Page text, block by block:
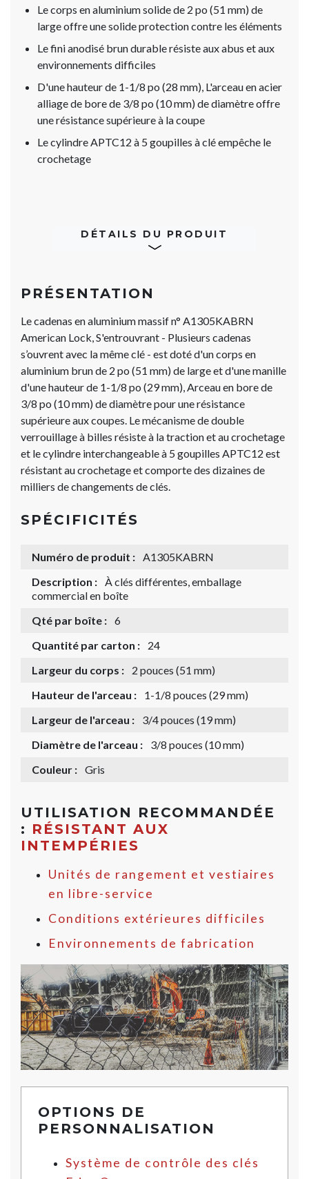
Le corps en aluminium solide de 2 po (51 mm) de
large offre une solide protection contre les éléments
Le fini anodisé brun durable résiste aux abus et aux
environnements difficiles
D'une hauteur de 1-1/8 po (28 mm), L'arceau en acier
alliage de bore de 3/8 po (10 mm) de diamètre offre
une résistance supérieure à la coupe
Le cylindre APTC12 à 5 goupilles à clé empêche le
crochetage
DÉTAILS DU PRODUIT
PRÉSENTATION
Le cadenas en aluminium massif n° A1305KABRN
American Lock, S'entrouvrant - Plusieurs cadenas
s’ouvrent avec la même clé - est doté d'un corps en
aluminium brun de 2 po (51 mm) de large et d'une manille
d'une hauteur de 1-1/8 po (29 mm), Arceau en bore de
3/8 po (10 mm) de diamètre pour une résistance
supérieure aux coupes. Le mécanisme de double
verrouillage à billes résiste à la traction et au crochetage
et le cylindre interchangeable à 5 goupilles APTC12 est
résistant au crochetage et comporte des dizaines de
milliers de changements de clés.
SPÉCIFICITÉS
Numéro de produit : A1305KABRN
Description : À clés différentes, emballage
commercial en boîte
Qté par boîte : 6
Quantité par carton :
24
Largeur du corps :
2 pouces (51 mm)
Hauteur de l'arceau :
1-1/8 pouces (29 mm)
Largeur de l'arceau :
3/4 pouces (19 mm)
Diamètre de l'arceau :
3/8 pouces (10 mm)
Couleur : Gris
UTILISATION RECOMMANDÉE
: RÉSISTANT AUX
INTEMPÉRIES
Unités de rangement et vestiaires
en libre-service
Conditions extérieures difficiles
Environnements de fabrication
OPTIONS DE
PERSONNALISATION
Système de contrôle des clés